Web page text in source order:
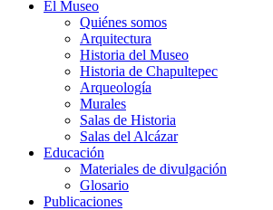
El Museo
Quiénes somos
Arquitectura
Historia del Museo
Historia de Chapultepec
Arqueología
Murales
Salas de Historia
Salas del Alcázar
Educación
Materiales de divulgación
Glosario
Publicaciones